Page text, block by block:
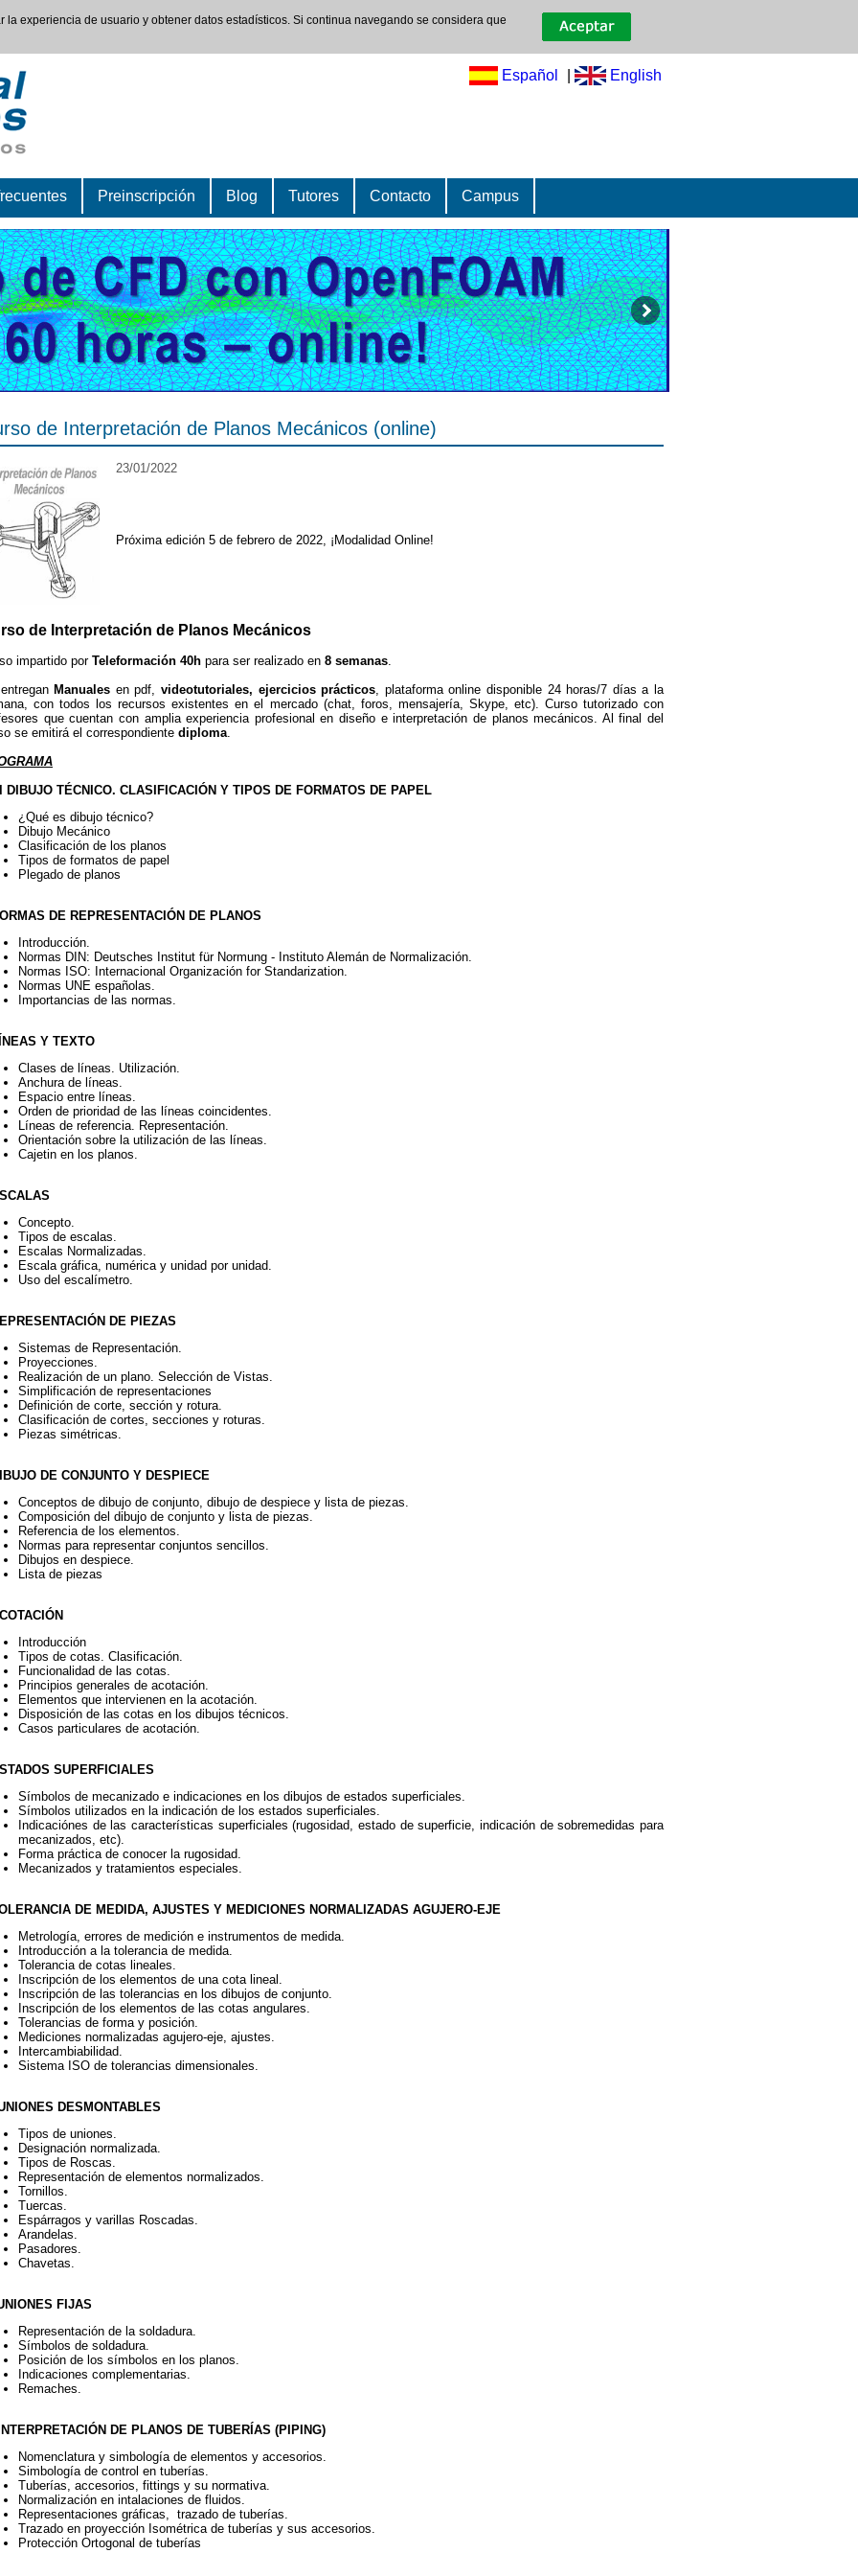
la experiencia de usuario y obtener datos estadísticos. Si continua navegando se considera que
Español English
Preinscripción Blog Tutores Contacto Campus
de Interpretación de Planos Mecánicos (online)
23/01/2022
Próxima edición 5 de febrero de 2022, ¡Modalidad Online!
de Interpretación de Planos Mecánicos
impartido por Teleformación 40h para ser realizado en 8 semanas.
Manuales en pdf,videotutoriales, ejercicios prácticos, plataforma online disponible 24 horas/7 días a la
con todos los recursos existentes en el mercado (chat, foros, mensajería, Skype, etc). Curso tutorizado con
que cuentan con amplia experiencia profesional en diseño e interpretación de planos mecánicos. Al final del
se emitirá el correspondiente diploma.
DIBUJO TÉCNICO. CLASIFICACIÓN Y TIPOS DE FORMATOS DE PAPEL
¿Qué es dibujo técnico?
Dibujo Mecánico
Clasificación de los planos
Tipos de formatos de papel
Plegado de planos
DE REPRESENTACIÓN DE PLANOS
Introducción.
Normas DIN: Deutsches Institut für Normung - Instituto Alemán de Normalización.
Normas ISO: Internacional Organización for Standarization.
Normas UNE españolas.
Importancias de las normas.
Y TEXTO
Clases de líneas. Utilización.
Anchura de líneas.
Espacio entre líneas.
Orden de prioridad de las líneas coincidentes.
Líneas de referencia. Representación.
Orientación sobre la utilización de las líneas.
Cajetin en los planos.
Concepto.
Tipos de escalas.
Escalas Normalizadas.
Escala gráfica, numérica y unidad por unidad.
Uso del escalímetro.
DE PIEZAS
Sistemas de Representación.
Proyecciones.
Realización de un plano. Selección de Vistas.
Simplificación de representaciones
Definición de corte, sección y rotura.
Clasificación de cortes, secciones y roturas.
Piezas simétricas.
DE CONJUNTO Y DESPIECE
Conceptos de dibujo de conjunto, dibujo de despiece y lista de piezas.
Composición del dibujo de conjunto y lista de piezas.
Referencia de los elementos.
Normas para representar conjuntos sencillos.
Dibujos en despiece.
Lista de piezas
Introducción
Tipos de cotas. Clasificación.
Funcionalidad de las cotas.
Principios generales de acotación.
Elementos que intervienen en la acotación.
Disposición de las cotas en los dibujos técnicos.
Casos particulares de acotación.
SUPERFICIALES
Símbolos de mecanizado e indicaciones en los dibujos de estados superficiales.
Símbolos utilizados en la indicación de los estados superficiales.
Indicaciónes de las características superficiales (rugosidad, estado de superficie, indicación de sobremedidas para
mecanizados, etc).
Forma práctica de conocer la rugosidad.
Mecanizados y tratamientos especiales.
DE MEDIDA, AJUSTES Y MEDICIONES NORMALIZADAS AGUJERO-EJE
Metrología, errores de medición e instrumentos de medida.
Introducción a la tolerancia de medida.
Tolerancia de cotas lineales.
Inscripción de los elementos de una cota lineal.
Inscripción de las tolerancias en los dibujos de conjunto.
Inscripción de los elementos de las cotas angulares.
Tolerancias de forma y posición.
Mediciones normalizadas agujero-eje, ajustes.
Intercambiabilidad.
Sistema ISO de tolerancias dimensionales.
DESMONTABLES
Tipos de uniones.
Designación normalizada.
Tipos de Roscas.
Representación de elementos normalizados.
Tornillos.
Tuercas.
Espárragos y varillas Roscadas.
Arandelas.
Pasadores.
Chavetas.
FIJAS
Representación de la soldadura.
Símbolos de soldadura.
Posición de los símbolos en los planos.
Indicaciones complementarias.
Remaches.
DE PLANOS DE TUBERÍAS (PIPING)
Nomenclatura y simbología de elementos y accesorios.
Simbología de control en tuberías.
Tuberías, accesorios, fittings y su normativa.
Normalización en intalaciones de fluidos.
Representaciones gráficas, trazado de tuberías.
Trazado en proyección Isométrica de tuberías y sus accesorios.
Protección Ortogonal de tuberías